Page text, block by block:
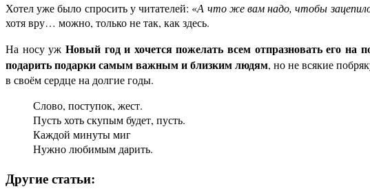
Хотел уже было спросить у читателей: «А что же вам надо, чтобы
хотя вру… можно, только не так, как здесь.
На носу уж Новый год и хочется пожелать всем отпразновать его на
подарить подарки самым важным и близким людям, но не всякие
в своём сердце на долгие годы.
Слово, поступок, жест.
Пусть хоть скупым будет, пусть.
Каждой минуты миг
Нужно любимым дарить.
Другие статьи: